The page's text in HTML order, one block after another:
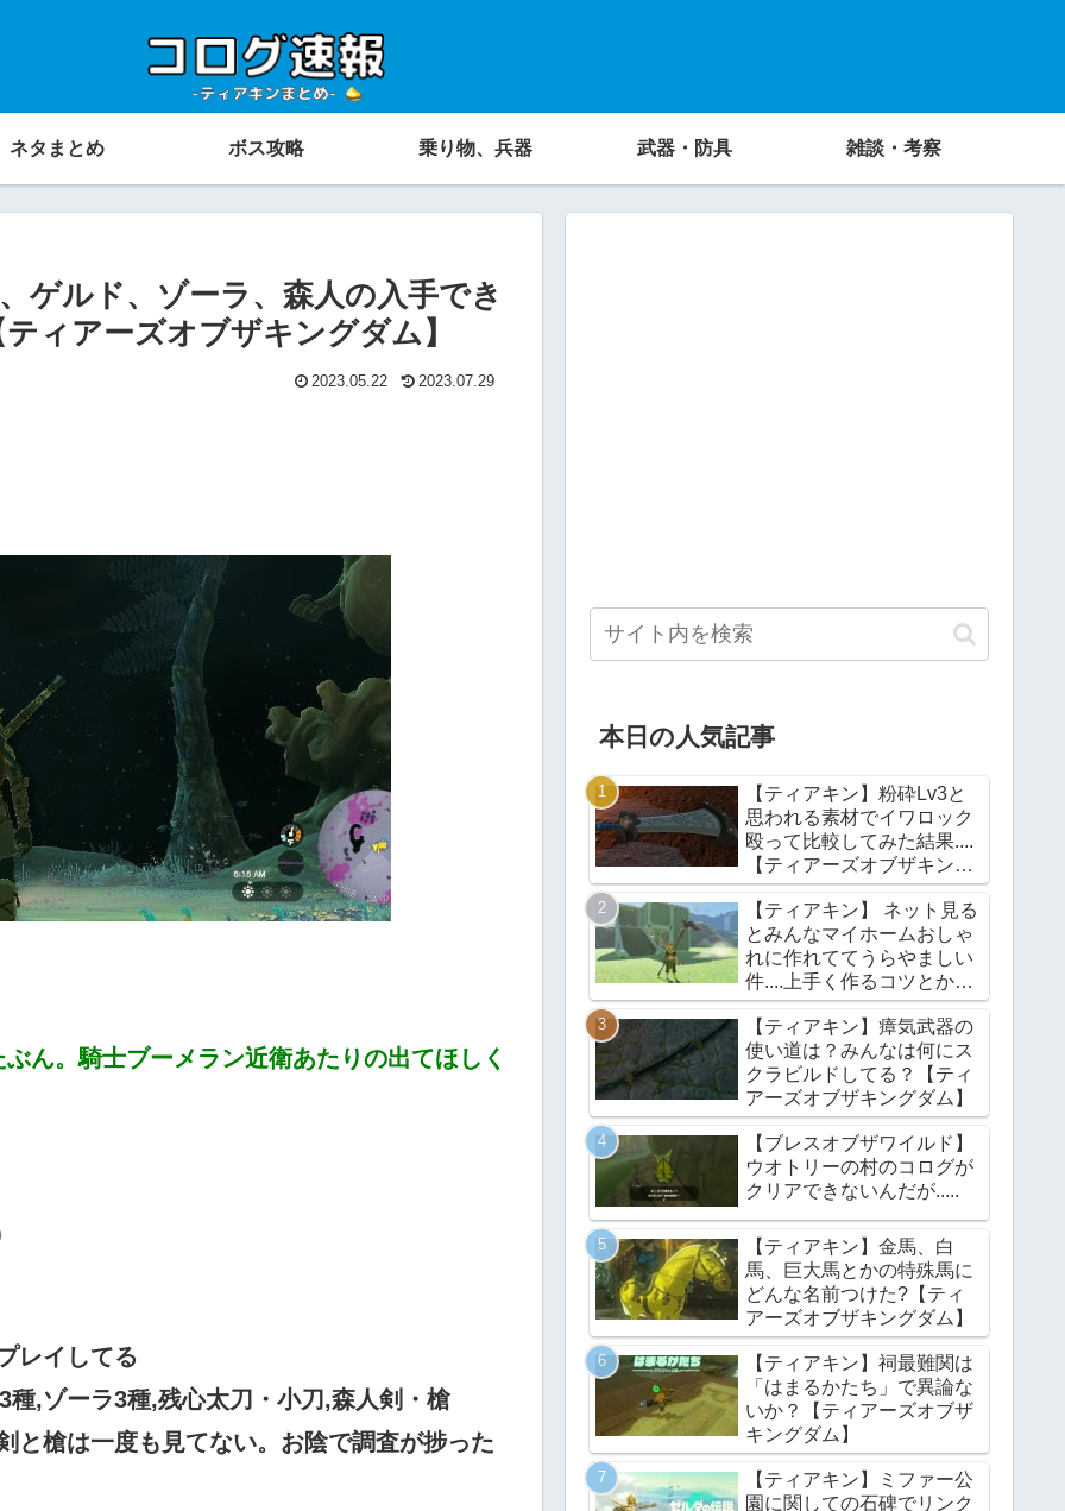
ネタまとめ ボス攻略 乗り物、兵器 武器・防具 雑談・考察
ゲルド、ゾーラ、森人の入手でき
ィアーズオブザキングダム】
2023.05.22 2023.07.29
ん。騎士ブーメラン近衛あたりの出てほしく
レイしてる
,ゾーラ3種,残心太刀・小刀,森人剣・槍
と槍は一度も見てない。お陰で調査が捗った
本日の人気記事
【ティアキン】粉砕Lv3と
思われる素材でイワロック
殴って比較してみた結果....
【ティアーズオブザキング
ダム】
【ティアキン】 ネット見る
とみんなマイホームおしゃ
れに作れててうらやましい
件....上手く作るコツとかあ
る？【ティアーズオブザキ
ングダム】
【ティアキン】瘴気武器の
使い道は？みんなは何にス
クラビルドしてる？【ティ
アーズオブザキングダム】
【ブレスオブザワイルド】
ウオトリーの村のコログが
クリアできないんだが.....
【ティアキン】金馬、白
馬、巨大馬とかの特殊馬に
どんな名前つけた?【ティ
アーズオブザキングダム】
【ティアキン】祠最難関は
「はまるかたち」で異論な
いか？【ティアーズオブザ
キングダム】
【ティアキン】ミファー公
園に関しての石碑でリンク